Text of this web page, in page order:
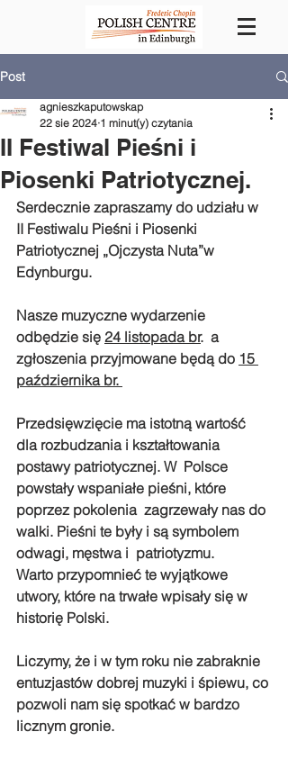
Post
II Festiwal Pieśni i
Piosenki Patriotycznej.
agnieszkaputowskap
22 sie 2024 1 minut(y) czytania
Serdecznie zapraszamy do udziału w
II Festiwalu Pieśni i Piosenki
Patriotycznej „Ojczysta Nuta”w
Edynburgu.
Nasze muzyczne wydarzenie
odbędzie się 24 listopada br.  a
zgłoszenia przyjmowane będą do 15
października br.
Przedsięwzięcie ma istotną wartość
dla rozbudzania i kształtowania
postawy patriotycznej. W  Polsce
powstały wspaniałe pieśni, które
poprzez pokolenia  zagrzewały nas do
walki. Pieśni te były i są symbolem
odwagi, męstwa i  patriotyzmu.
Warto przypomnieć te wyjątkowe
utwory, które na trwałe wpisały się w
historię Polski.
Liczymy, że i w tym roku nie zabraknie
entuzjastów dobrej muzyki i śpiewu, co
pozwoli nam się spotkać w bardzo
licznym gronie.